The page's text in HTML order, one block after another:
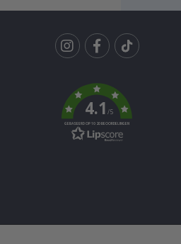
k
4.1/5
GEBASEERD OP 1020 BEOORDELINGEN